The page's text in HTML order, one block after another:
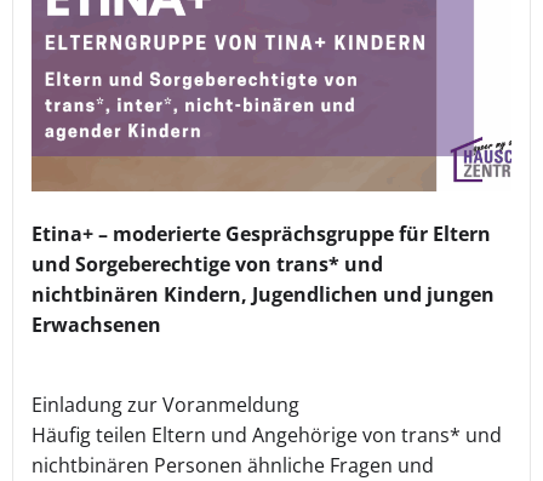
Etina+ – moderierte Gesprächsgruppe für Eltern
und Sorgeberechtige von trans* und
nichtbinären Kindern, Jugendlichen und jungen
Erwachsenen
Einladung zur Voranmeldung
Häufig teilen Eltern und Angehörige von trans* und
nichtbinären Personen ähnliche Fragen und